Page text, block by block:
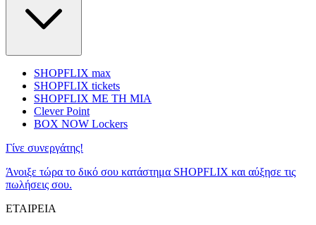
SHOPFLIX max
SHOPFLIX tickets
SHOPFLIX ΜΕ ΤΗ ΜΙΑ
Clever Point
BOX NOW Lockers
Γίνε συνεργάτης!
Άνοιξε τώρα το δικό σου κατάστημα SHOPFLIX και αύξησε τις
πωλήσεις σου.
ΕΤΑΙΡΕΙΑ